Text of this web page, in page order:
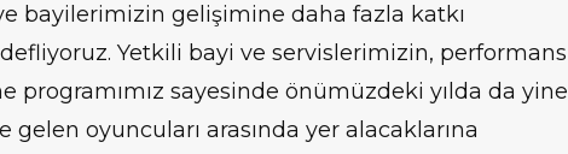
bayilerimizin gelişimine daha fazla katkı
Yetkili bayi ve servislerimizin, performans
programımız sayesinde önümüzdeki yılda da yine
gelen oyuncuları arasında yer alacaklarına